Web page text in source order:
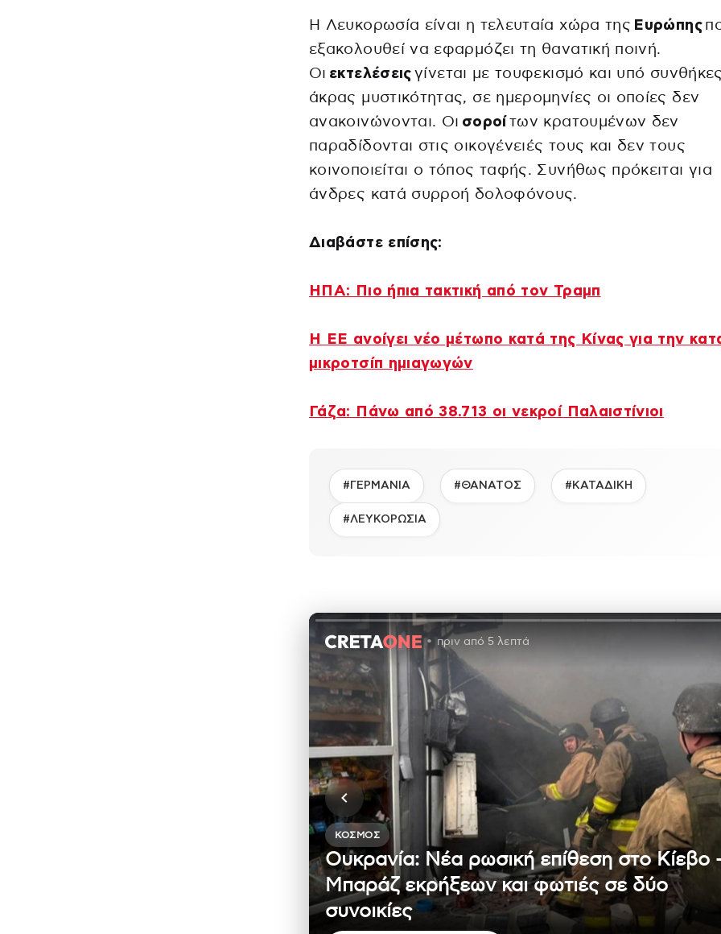
Η Λευκορωσία είναι η τελευταία χώρα της Ευρώπης
εξακολουθεί να εφαρμόζει τη θανατική ποινή.
Οι εκτελέσεις γίνεται με τουφεκισμό και υπό
άκρας μυστικότητας, σε ημερομηνίες οι οποίες δεν
ανακοινώνονται. Οι σοροί των κρατουμένων δεν
παραδίδονται στις οικογένειές τους και δεν τους
κοινοποιείται ο τόπος ταφής. Συνήθως πρόκειται για
άνδρες κατά συρροή δολοφόνους.
Διαβάστε επίσης:
ΗΠΑ: Πιο ήπια τακτική από τον Τραμπ
Η ΕΕ ανοίγει νέο μέτωπο κατά της Κίνας για την
μικροτσίπ ημιαγωγών
Γάζα: Πάνω από 38.713 οι νεκροί Παλαιστίνιοι
#ΓΕΡΜΑΝΙΑ #ΘΑΝΑΤΟΣ #ΚΑΤΑΔΙΚΗ
#ΛΕΥΚΟΡΩΣΙΑ
πριν από 5 λεπτά
ΚΌΣΜΟΣ
Ουκρανία: Νέα ρωσική επίθεση στο Κίεβο
Μπαράζ εκρήξεων και φωτιές σε δύο
συνοικίες